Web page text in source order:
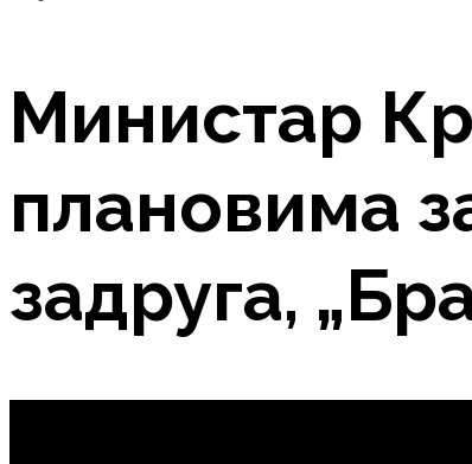
Министар
плановима
задруга,